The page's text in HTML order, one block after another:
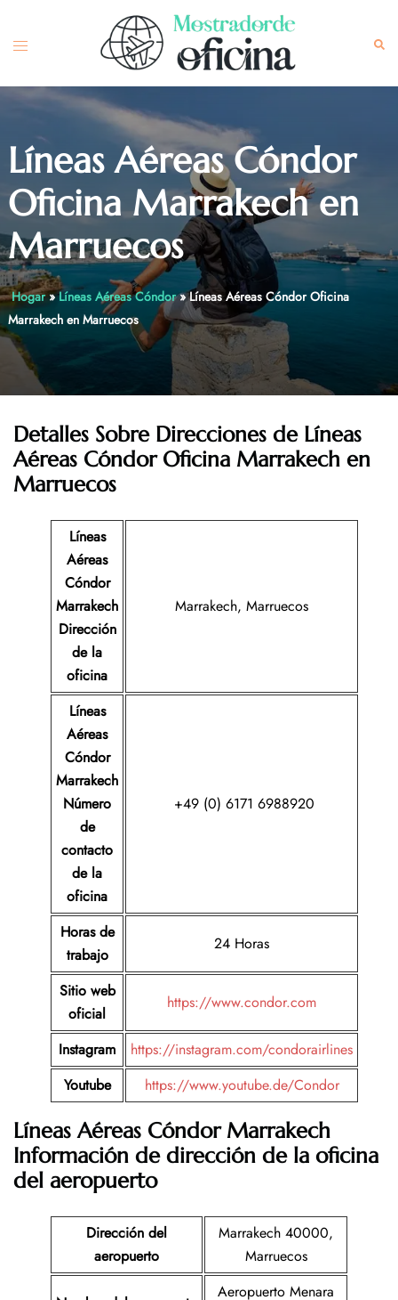
content
Toggle
Líneas Aéreas Cóndor
Oficina Marrakech en
Marruecos
Hogar»Líneas Aéreas Cóndor»Líneas Aéreas Cóndor Oficina
Marrakech en Marruecos
Detalles Sobre Direcciones de Líneas
Aéreas Cóndor Oficina Marrakech en
Marruecos
Líneas
Aéreas
Cóndor
Marrakech
Dirección
de la
oficina
Marrakech, Marruecos
Líneas
Aéreas
Cóndor
Marrakech
Número
de
contacto
de la
oficina
+49 (0) 6171 6988920
Horas de
trabajo
24 Horas
Sitio web
oficial
https://www.condor.com
Instagram
https://instagram.com/condorairlines
Youtube
https://www.youtube.de/Condor
Líneas Aéreas Cóndor Marrakech
Información de dirección de la oficina
del aeropuerto
Dirección del
aeropuerto
Marrakech 40000,
Marruecos
Aeropuerto Menara